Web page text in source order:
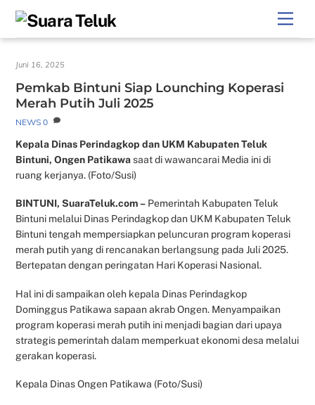
content
Juni 16, 2025
Pemkab Bintuni Siap Lounching Koperasi
Merah Putih Juli 2025
NEWS 0
Kepala Dinas Perindagkop dan UKM Kabupaten Teluk
Bintuni, Ongen Patikawasaat di wawancarai Media ini di
ruang kerjanya. (Foto/Susi)
BINTUNI, SuaraTeluk.com – Pemerintah Kabupaten Teluk
Bintuni melalui Dinas Perindagkop dan UKM Kabupaten Teluk
Bintuni tengah mempersiapkan peluncuran program koperasi
merah putih yang di rencanakan berlangsung pada Juli 2025.
Bertepatan dengan peringatan Hari Koperasi Nasional.
Hal ini di sampaikan oleh kepala Dinas Perindagkop
Dominggus Patikawa sapaan akrab Ongen. Menyampaikan
program koperasi merah putih ini menjadi bagian dari upaya
strategis pemerintah dalam memperkuat ekonomi desa melalui
gerakan koperasi.
Kepala Dinas Ongen Patikawa (Foto/Susi)